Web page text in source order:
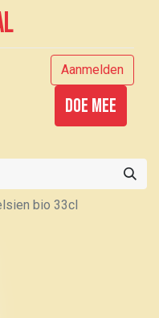
Aanmelden
Doe mee
bio 33cl